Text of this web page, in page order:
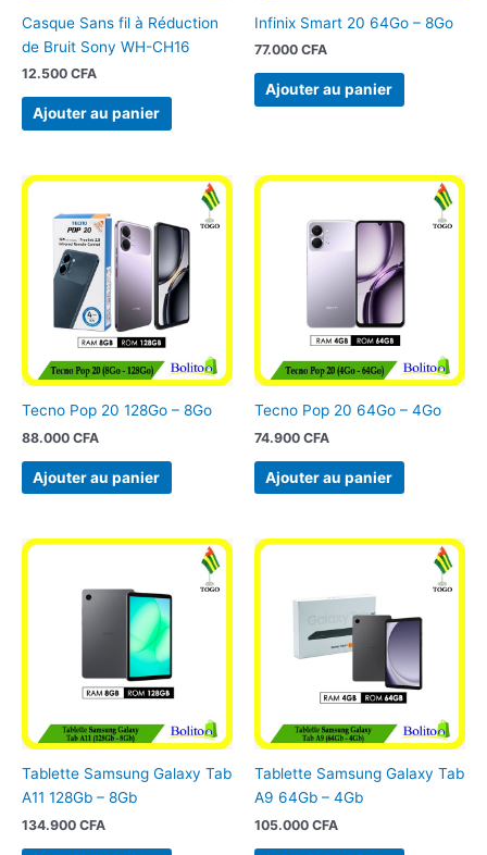
Casque Sans fil à Réduction
de Bruit Sony WH-CH16
12.500 CFA
Ajouter au panier
Infinix Smart 20 64Go – 8Go
77.000 CFA
Ajouter au panier
Tecno Pop 20 128Go – 8Go
88.000 CFA
Ajouter au panier
Tecno Pop 20 64Go – 4Go
74.900 CFA
Ajouter au panier
Tablette Samsung Galaxy Tab
A11 128Gb – 8Gb
134.900 CFA
Tablette Samsung Galaxy Tab
A9 64Gb – 4Gb
105.000 CFA